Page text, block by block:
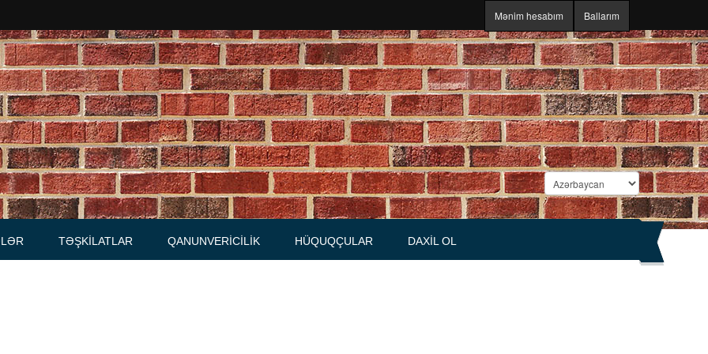
Mənim hesabım Ballarım
qaydalar
TƏŞKILATLAR
Məhkəmələr
Notariuslar
Prokurorluqlar
Vəkil qurumları
QANUNVERICILIK HÜQUQÇULAR DAXIL OL